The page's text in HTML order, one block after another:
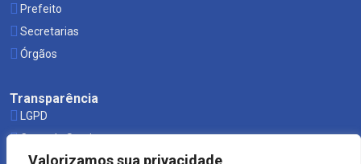
Valorizamos sua privacidade
Prefeito
Secretarias
Órgãos
Transparência
LGPD
Carta de Serviços
Leis Municipais